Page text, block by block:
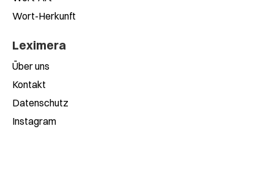
Wort-Herkunft
Leximera
Über uns
Kontakt
Datenschutz
Instagram